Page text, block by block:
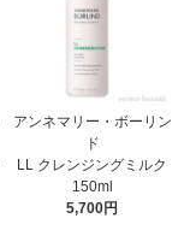
アンネマリー・ボーリン
ド
LL クレンジングミルク
150ml
5,700円